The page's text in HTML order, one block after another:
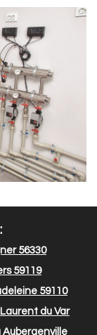
56330
59119
59110
du Var